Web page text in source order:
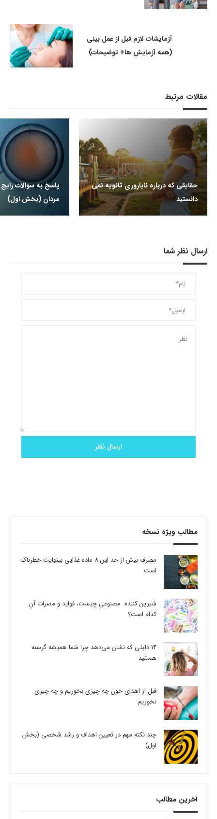
آزمایشات لازم قبل از عمل بینی
(همه آزمایش ها+ توضیحات)
مقالات مرتبط
حقایقی که درباره ناباروری ثانویه نمی
دانستید
پاسخ به سوالات رایج
مردان (بخش اول)
ارسال نظر شما
مطالب ویژه نسخه
مصرف بیش از حد این 8 ماده غذایی بینهایت خطرناک
است
شیرین کننده مصنوعی چیست، فواید و مضرات آن
کدام است؟
14 دلیلی که نشان می‌دهد چرا شما همیشه گرسنه
هستید
قبل از اهدای خون چه چیزی بخوریم و چه چیزی
نخوریم
چند نکته مهم در تعیین اهداف و رشد شخصی (بخش
اول)
آخرین مطالب